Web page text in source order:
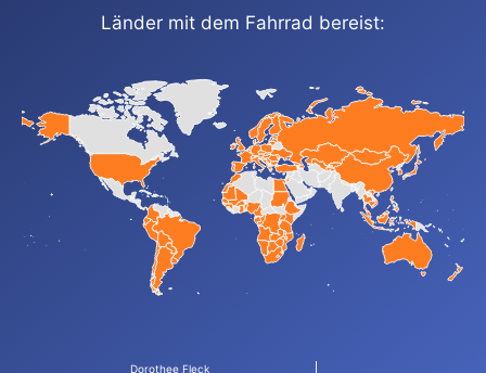
Länder mit dem Fahrrad bereist:
Dorothee Fleck